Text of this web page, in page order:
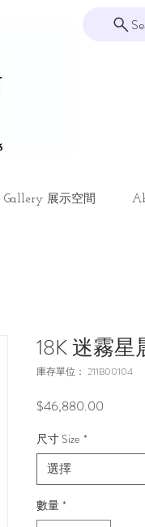
Gallery 展示空間
18K 迷霧星
庫存單位： 211B00104
$46,880.00
尺寸 Size *
選擇
數量 *